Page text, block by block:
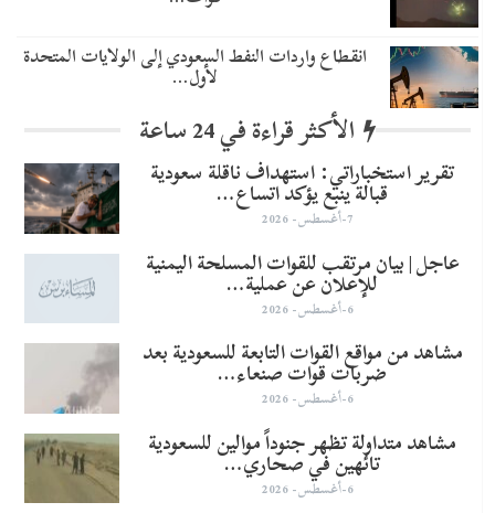
انقطاع واردات النفط السعودي إلى الولايات المتحدة
لأول…
الأكثر قراءة في 24 ساعة
تقرير استخباراتي: استهداف ناقلة سعودية
قبالة ينبع يؤكد اتساع…
7-أغسطس- 2026
عاجل | بيان مرتقب للقوات المسلحة اليمنية
للإعلان عن عملية…
6-أغسطس- 2026
مشاهد من مواقع القوات التابعة للسعودية بعد
ضربات قوات صنعاء…
6-أغسطس- 2026
مشاهد متداولة تظهر جنوداً موالين للسعودية
تائهين في صحاري…
6-أغسطس- 2026